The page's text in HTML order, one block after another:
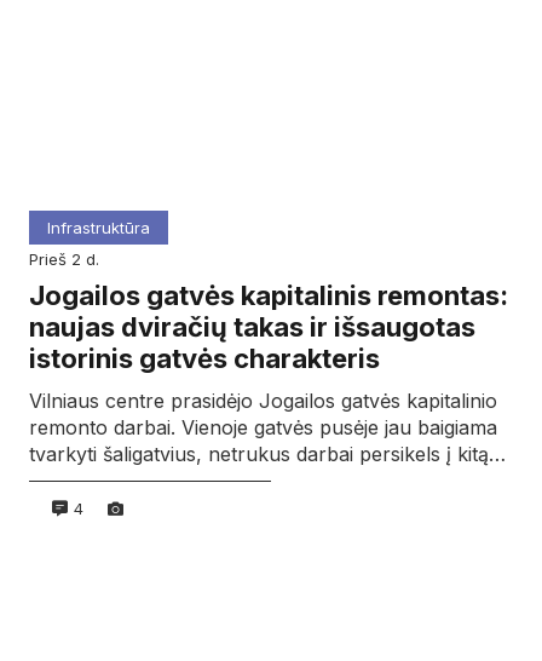
Infrastruktūra
prieš 2 d.
Jogailos gatvės kapitalinis remontas:
naujas dviračių takas ir išsaugotas
istorinis gatvės charakteris
Vilniaus centre prasidėjo Jogailos gatvės kapitalinio
remonto darbai. Vienoje gatvės pusėje jau baigiama
tvarkyti šaligatvius, netrukus darbai persikels į kitą…
4